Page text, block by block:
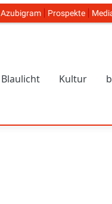
Azubigram Prospekte
Blaulicht Kultur